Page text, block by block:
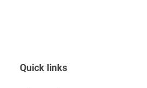
Quick links